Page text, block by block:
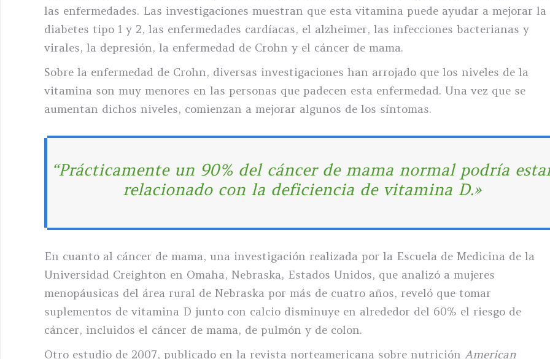
las enfermedades. Las investigaciones muestran que esta vitamina puede ayudar a mejorar la
diabetes tipo 1 y 2, las enfermedades cardíacas, el alzheimer, las infecciones bacterianas y
virales, la depresión, la enfermedad de Crohn y el cáncer de mama.
Sobre la enfermedad de Crohn, diversas investigaciones han arrojado que los niveles de la
vitamina son muy menores en las personas que padecen esta enfermedad. Una vez que se
aumentan dichos niveles, comienzan a mejorar algunos de los síntomas.
“Prácticamente un 90% del cáncer de mama normal podría
relacionado con la deficiencia de vitamina D.»
En cuanto al cáncer de mama, una investigación realizada por la Escuela de Medicina de la
Universidad Creighton en Omaha, Nebraska, Estados Unidos, que analizó a mujeres
menopáusicas del área rural de Nebraska por más de cuatro años, reveló que tomar
suplementos de vitamina D junto con calcio disminuye en alrededor del 60% el riesgo de
cáncer, incluidos el cáncer de mama, de pulmón y de colon.
Otro estudio de 2007, publicado en la revista norteamericana sobre nutrición American